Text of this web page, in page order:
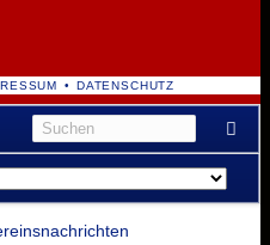
DATENSCHUTZ